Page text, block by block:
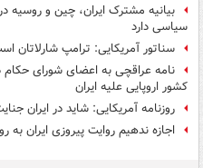
بیانیه مشترک ایران، چین و روسیه
سیاسی دارد
سناتور آمریکایی: ترامپ شارلاتان
نامه عراقچی به اعضای شورای حکام
کشور اروپایی علیه ایران
روزنامه آمریکایی: شاید در ایران
اجازه ندهیم روایت پیروزی ایران